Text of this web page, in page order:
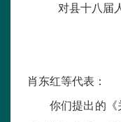
对县十八届
肖东红等代表：
你们提出的《